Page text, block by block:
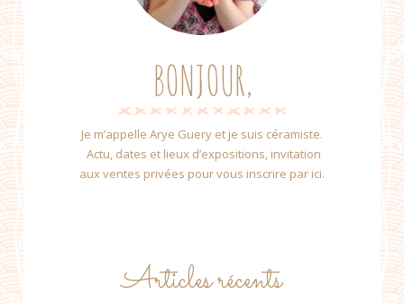
BONJOUR,
Je m’appelle Arye Guery et je suis céramiste.
Actu, dates et lieux d’expositions, invitation
aux ventes privées pour vous inscrire par ici.
Articles récents